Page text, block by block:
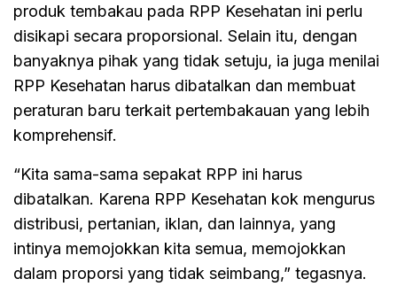
produk tembakau pada RPP Kesehatan ini perlu
disikapi secara proporsional. Selain itu, dengan
banyaknya pihak yang tidak setuju, ia juga menilai
RPP Kesehatan harus dibatalkan dan membuat
peraturan baru terkait pertembakauan yang lebih
komprehensif.
“Kita sama-sama sepakat RPP ini harus
dibatalkan. Karena RPP Kesehatan kok mengurus
distribusi, pertanian, iklan, dan lainnya, yang
intinya memojokkan kita semua, memojokkan
dalam proporsi yang tidak seimbang,” tegasnya.